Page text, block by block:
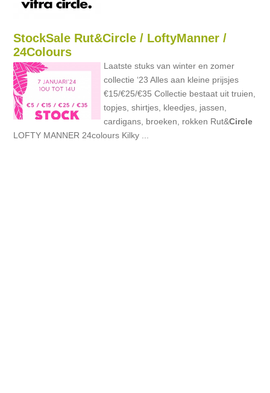
StockSale Rut&Circle / LoftyManner /
24Colours
Laatste stuks van winter en zomer
collectie ‘23 Alles aan kleine prijsjes
€15/€25/€35 Collectie bestaat uit truien,
topjes, shirtjes, kleedjes, jassen,
cardigans, broeken, rokken Rut&Circle
LOFTY MANNER 24colours Kilky ...